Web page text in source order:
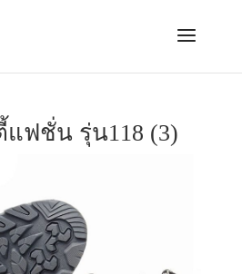
แฟชั่น รุ่น118 (3)